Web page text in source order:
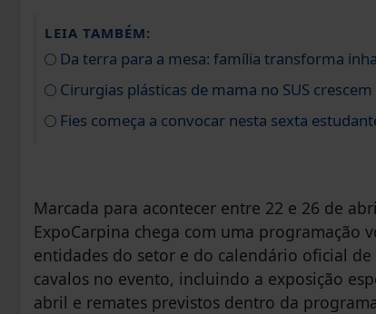
LEIA TAMBÉM:
Da terra para a mesa: família transforma
Cirurgias plásticas de mama no SUS
Fies começa a convocar nesta sexta
Marcada para acontecer entre 22 e 26 de
ExpoCarpina chega com uma programação
entidades do setor e do calendário oficial
cavalos no evento, incluindo a exposição
abril e remates previstos dentro da